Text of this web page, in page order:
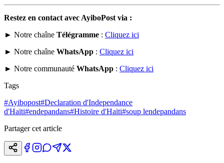
Restez en contact avec AyiboPost via :
► Notre chaîne Télégramme : Cliquez ici
► Notre chaîne WhatsApp : Cliquez ici
► Notre communauté WhatsApp : Cliquez ici
Tags
#Ayibopost#Declaration d'Independance
d'Haïti#endepandans#Histoire d'Haiti#soup lendepandans
Partager cet article